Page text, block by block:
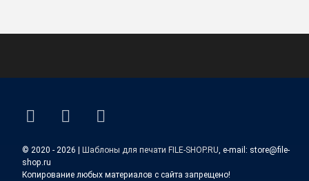
ВКонтакте
YouTube
E-mail
© 2020 - 2026 | Шаблоны для печати FILE-SHOP.RU , e-mail: store@file-
shop.ru
Копирование любых материалов с сайта запрещено!